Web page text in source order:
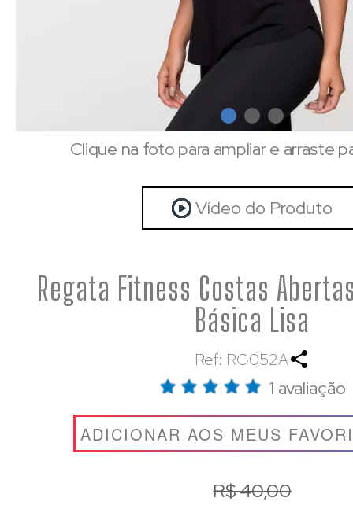
Clique na foto para ampliar e arraste
Vídeo do Produto
Regata Fitness Costas
Básica Lisa
Ref: RG052A
1 avaliação
ADICIONAR AOS MEUS
R$ 40,00